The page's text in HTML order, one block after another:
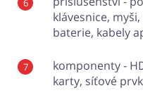
klávesnice,
baterie, kabely
komponenty -
karty, síťové